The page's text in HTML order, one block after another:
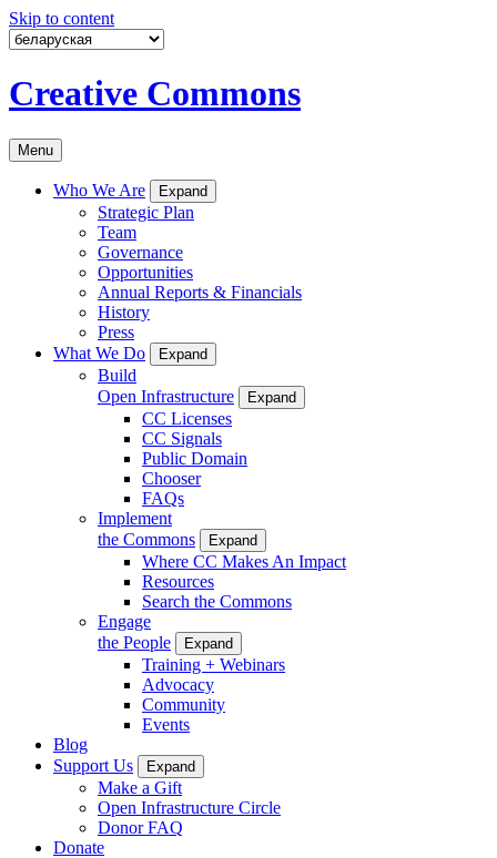
Skip to content
Creative Commons
Menu
Who We Are Expand
Strategic Plan
Team
Governance
Opportunities
Annual Reports & Financials
History
Press
What We Do
Expand
Build
Open Infrastructure
Expand
CC Licenses
CC Signals
Public Domain
Chooser
FAQs
Implement
the Commons
Expand
Where CC Makes An Impact
Resources
Search the Commons
Engage
the People
Expand
Training + Webinars
Advocacy
Community
Events
Blog
Support Us
Expand
Make a Gift
Open Infrastructure Circle
Donor FAQ
Donate